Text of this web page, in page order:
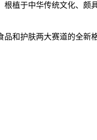
植于中华传统文化、颇
和护肤两大赛道的全新格